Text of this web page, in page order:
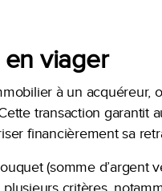
viager
à un acquéreur,
transaction garantit
financièrement sa
(somme d’argent